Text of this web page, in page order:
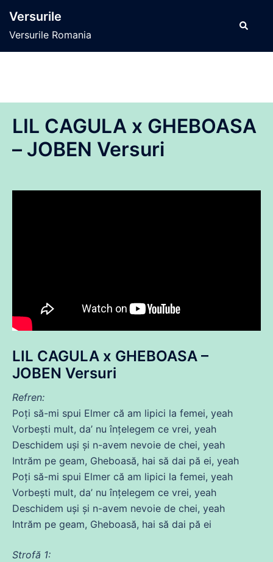
conținut
Versurile
Versurile Romania
Caută
LIL CAGULA x GHEBOASA
– JOBEN Versuri
LIL CAGULA x GHEBOASA –
JOBEN Versuri
Refren:
Poți să-mi spui Elmer că am lipici la femei, yeah
Vorbești mult, da’ nu înțelegem ce vrei, yeah
Deschidem uși și n-avem nevoie de chei, yeah
Intrăm pe geam, Gheboasă, hai să dai pă ei, yeah
Poți să-mi spui Elmer că am lipici la femei, yeah
Vorbești mult, da’ nu înțelegem ce vrei, yeah
Deschidem uși și n-avem nevoie de chei, yеah
Intrăm pe geam, Gheboasă, hai să dai pă еi
Strofă 1: